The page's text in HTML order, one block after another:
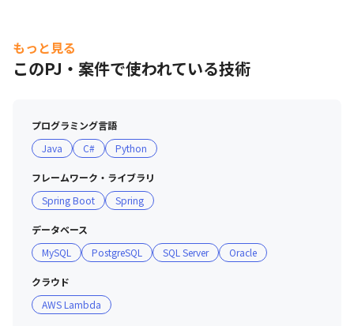
もっと見る
このPJ・案件で使われている技術
プログラミング言語
Java
C# Python
フレームワーク・ライブラリ
Spring Boot
Spring
データベース
MySQL
PostgreSQL SQL Server Oracle
クラウド
AWS Lambda